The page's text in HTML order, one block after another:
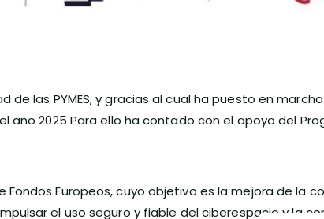
las PYMES, y gracias al cual ha puesto en
2025 Para ello ha contado con el apoyo del
de Fondos Europeos, cuyo objetivo es la mejora de la
el uso seguro y fiable del ciberespacio y la